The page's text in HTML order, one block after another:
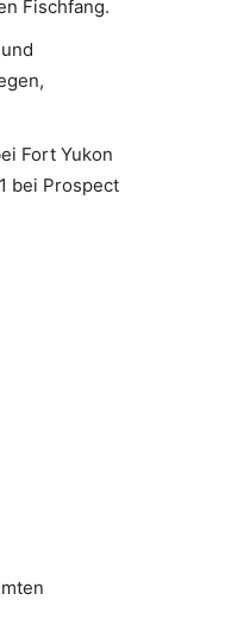
Fischfang.
Fort Yukon
bei Prospect